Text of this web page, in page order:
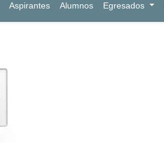
Aspirantes Alumnos Egresados